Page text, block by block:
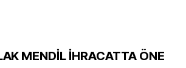
MENDİL İHRACATTA ÖNE